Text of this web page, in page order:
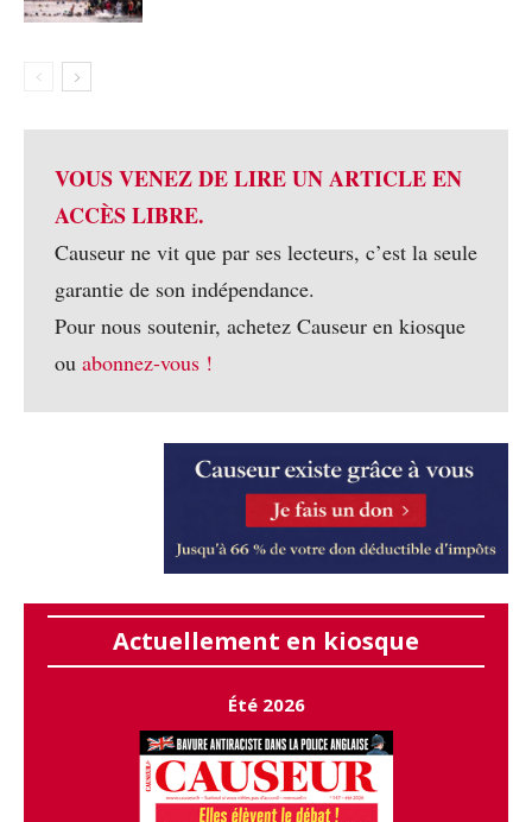
VOUS VENEZ DE LIRE UN ARTICLE EN
ACCÈS LIBRE.
Causeur ne vit que par ses lecteurs, c’est la seule
garantie de son indépendance.
Pour nous soutenir, achetez Causeur en kiosque
ou abonnez-vous !
Actuellement en kiosque
Été 2026